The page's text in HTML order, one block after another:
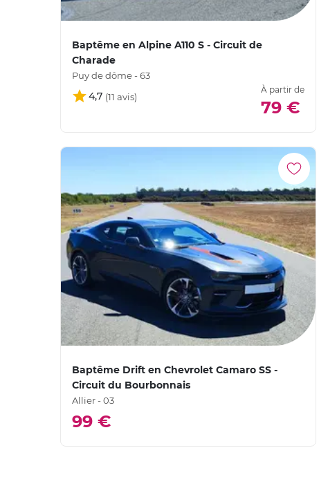
Baptême en Alpine A110 S - Circuit de
Charade
Puy de dôme - 63
4,7
À partir de
79 €
Baptême Drift en Chevrolet Camaro SS -
Circuit du Bourbonnais
Allier - 03
99 €